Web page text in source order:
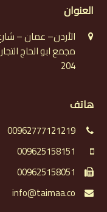
العنوان
الأردن– عمان – شارع
مجمع ابو الحاج
204
هاتف
00962777121219
009625158151
009625158051
info@taimaa.co